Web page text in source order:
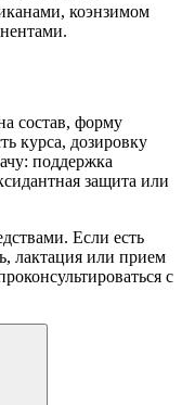
коэнзимом
состав, форму
курса, дозировку
поддержка
защита или
Если есть
лактация или прием
с